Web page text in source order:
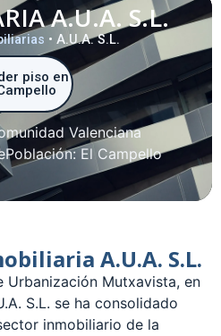
A.U.A. S.L.
• A.U.A. S.L.
piso en
Valenciana
Población: El Campello
A.U.A. S.L.
Urbanización Mutxavista, en
S.L. se ha consolidado
inmobiliario de la